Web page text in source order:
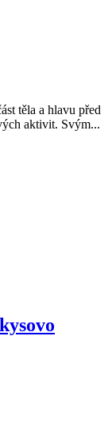
těla a hlavu před
aktivit. Svým...